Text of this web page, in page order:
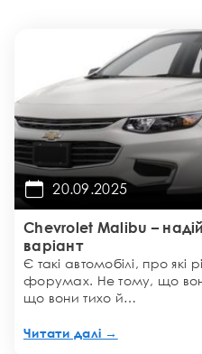
20.09.2025
Chevrolet Malibu –
варіант
Є такі автомобілі, про які
форумах. Не тому, що
що вони тихо й…
Читати далі →